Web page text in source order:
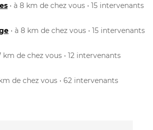
• à 8 km de chez vous • 15 intervenants
• à 8 km de chez vous • 15 intervenants
km de chez vous • 12 intervenants
de chez vous • 62 intervenants